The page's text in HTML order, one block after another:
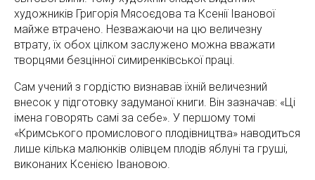
художників Григорія Мясоєдова та Ксенії Іванової
майже втрачено. Незважаючи на цю величезну
втрату, їх обох цілком заслужено можна вважати
творцями безцінної симиренківської праці.
Сам учений з гордістю визнавав їхній величезний
внесок у підготовку задуманої книги. Він зазначав: «Ці
імена говорять самі за себе». У першому томі
«Кримського промислового плодівництва» наводиться
лише кілька малюнків олівцем плодів яблуні та груші,
виконаних Ксенією Івановою.